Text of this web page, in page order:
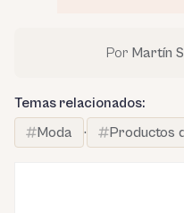
Por Martín
Temas relacionados:
Moda
· Productos